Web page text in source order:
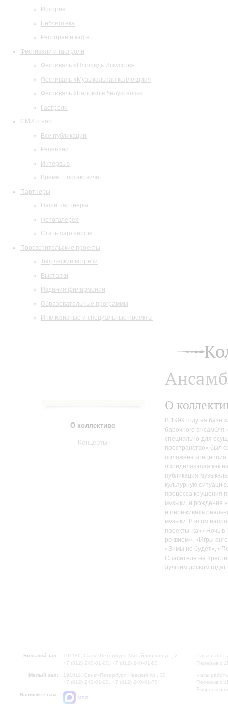
История
Библиотека
Ресторан и кафе
Фестивали и гастроли
Фестиваль «Площадь Искусств»
Фестиваль «Музыкальная коллекция»
Фестиваль «Барокко в белую ночь»
Гастроли
СМИ о нас
Все публикации
Рецензии
Интервью
Время Шостаковича
Партнеры
Наши партнеры
Фотогалерея
Стать партнером
Просветительские проекты
Творческие встречи
Выставки
Издания филармонии
Образовательные программы
Инклюзивные и специальные проекты
О коллективе
Концерты
О
В 1999 году на базе
барочного
специально для
пространство» был
положена
определяющая как
публикация
культурную
процесса крушения
музыки, и рождения
и переживать
музыки. В этом
проекты, как «Ночь
реквием», «Игры
«Зимы не будет»,
Спасителя на
лучшим диском года).
Большой зал:
191186, Санкт-Петербург, Михайловская ул., 2
+7 (812) 240-01-00, +7 (812) 240-01-80
Малый зал:
191011, Санкт-Петербург, Невский пр., 30
+7 (812) 240-01-00, +7 (812) 240-01-70
Напишите нам:
MAX
Часы
Перерыв с
Часы
Перерыв с
Вопросы